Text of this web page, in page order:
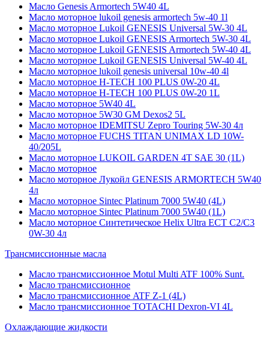
Масло Genesis Armortech 5W40 4L
Масло моторное lukoil genesis armortech 5w-40 1l
Масло моторное Lukoil GENESIS Universal 5W-30 4L
Масло моторное Lukoil GENESIS Armortech 5W-30 4L
Масло моторное Lukoil GENESIS Armortech 5W-40 4L
Масло моторное Lukoil GENESIS Universal 5W-40 4L
Масло моторное lukoil genesis universal 10w-40 4l
Масло моторное H-TECH 100 PLUS 0W-20 4L
Масло моторное H-TECH 100 PLUS 0W-20 1L
Масло моторное 5W40 4L
Масло моторное 5W30 GM Dexos2 5L
Масло моторное IDEMITSU Zepro Touring 5W-30 4л
Масло моторное FUCHS TITAN UNIMAX LD 10W-
40/205L
Масло моторное LUKOIL GARDEN 4Т SAE 30 (1L)
Масло моторное
Масло моторное Лукойл GENESIS ARMORTECH 5W40
4л
Масло моторное Sintec Platinum 7000 5W40 (4L)
Масло моторное Sintec Platinum 7000 5W40 (1L)
Масло моторное Синтетическое Helix Ultra ECT C2/C3
0W-30 4л
Трансмиссионные масла
Масло трансмиссионное Motul Multi ATF 100% Sunt.
Масло трансмиссионное
Масло трансмиссионное ATF Z-1 (4L)
Масло трансмиссионное TOTACHI Dexron-VI 4L
Охлаждающие жидкости